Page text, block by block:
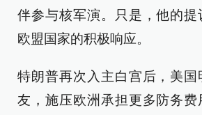
伴参与核军演。只是，他的提
欧盟国家的积极响应。
特朗普再次入主白宫后，美国
友，施压欧洲承担更多防务